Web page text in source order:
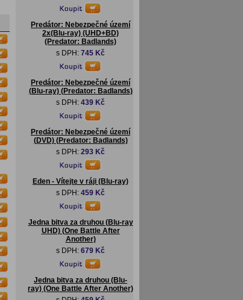
Predátor: Nebezpečné území
2x(Blu-ray) (UHD+BD)
(Predator: Badlands)
s DPH: 745 Kč
Predátor: Nebezpečné území
(Blu-ray) (Predator: Badlands)
s DPH: 439 Kč
Predátor: Nebezpečné území
(DVD) (Predator: Badlands)
s DPH: 293 Kč
Eden - Vítejte v ráji (Blu-ray)
s DPH: 459 Kč
Jedna bitva za druhou (Blu-ray
UHD) (One Battle After
Another)
s DPH: 679 Kč
Jedna bitva za druhou (Blu-
ray) (One Battle After Another)